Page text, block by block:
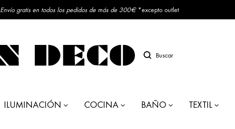
Envío gratis en todos los pedidos de más de 300€*excepto outlet
Buscar
ILUMINACIÓN COCINA BAÑO TEXTIL